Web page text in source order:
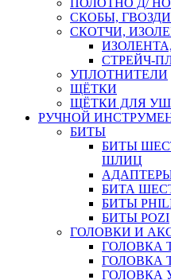
ПОЛОТНО Д/
СКОБЫ,
СКОТЧИ,
СТРЕЙЧ-
УПЛОТНИТЕЛИ
ЩЁТКИ
ЩЁТКИ ДЛЯ
РУЧНОЙ
БИТЫ
БИТЫ
ШЛИЦ
БИТА
БИТЫ
БИТЫ POZI
ГОЛОВКИ И
ГОЛОВКА
ГОЛОВКА
ГОЛОВКА